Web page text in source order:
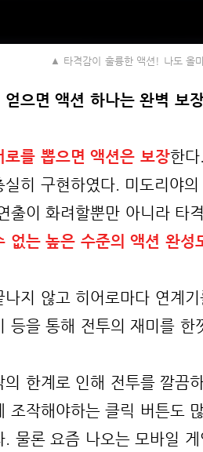
▲ 타격감이 훌륭한 액션! 나도 올
으면 액션 하나는 완벽 보
로를 뽑으면 액션은 보장한
실히 구현하였다. 미도리야
출이 화려할뿐만 아니라 타
없는 높은 수준의 액션 완성
나지 않고 히어로마다 연계
등을 통해 전투의 재미를 한
의 한계로 인해 전투를 깔끔
조작해야하는 클릭 버튼도
. 물론 요즘 나오는 모바일